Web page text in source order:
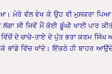
ਮੇਰੇ ਵੱਲ ਵੇਖ ਕੇ ਉਹ ਵੀ ਮੁਸਕਰਾ
ਸੀ ਜਿਵੇਂ ਮੈਂ ਕੋਈ ਡੂੰਘੀ ਖਾਈ ਪਾਰ
ਦੋ ਚਾਚੇ-ਤਾਏ ਦੇ ਪੁੱਤ ਭਰਾ ਕਰਮ ਸਿੰਘ
ਵਿੱਚ ਖਾਂਦੇ। ਇੱਕਠੇ ਹੀ ਬਾਹਰ